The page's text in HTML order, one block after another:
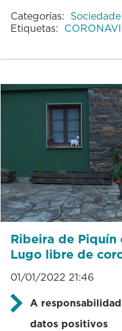
Categorías: Sociedade
Etiquetas:
Ribeira de Piquín
Lugo libre de
01/01/2022 21:46
A
datos positivos